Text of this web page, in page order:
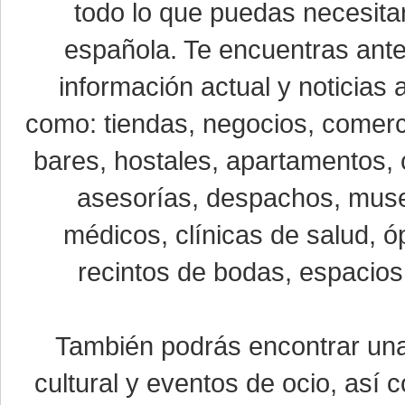
todo lo que puedas
española. Te encuentras
información actual y noticias
como: tiendas, negocios,
bares, hostales,
asesorías, despachos,
médicos, clínicas de salud,
recintos de bodas,
También podrás encontrar
cultural y eventos de ocio, así